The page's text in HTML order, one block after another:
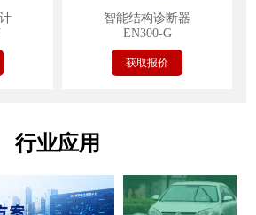
智能结构诊断器
EN300-G
获取报价
行业应用